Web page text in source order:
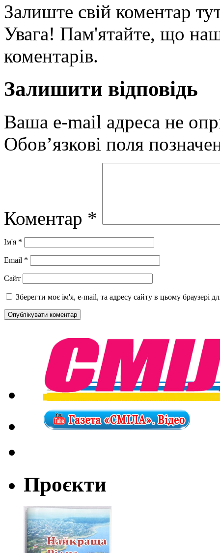
Залиште свій коментар
Увага! Пам'ятайте, що
коментарів.
Залишити відповідь
Ваша e-mail адреса не
Обов’язкові поля
Коментар *
Ім'я *
Email *
Сайт
Зберегти моє ім'я, e-mail, та адресу сайту в цьому браузері
Проєкти